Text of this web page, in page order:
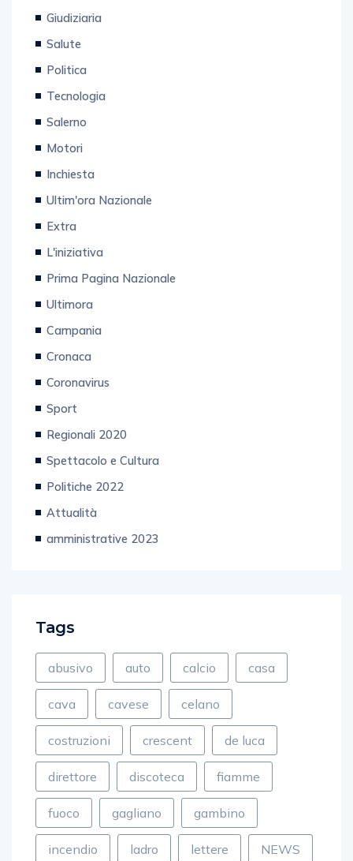
Giudiziaria
Salute
Politica
Tecnologia
Salerno
Motori
Inchiesta
Ultim'ora Nazionale
Extra
L'iniziativa
Prima Pagina Nazionale
Ultimora
Campania
Cronaca
Coronavirus
Sport
Regionali 2020
Spettacolo e Cultura
Politiche 2022
Attualità
amministrative 2023
Tags
abusivo auto calcio casa
cava cavese celano
costruzioni crescent de luca
direttore discoteca fiamme
fuoco gagliano gambino
incendio ladro lettere NEWS